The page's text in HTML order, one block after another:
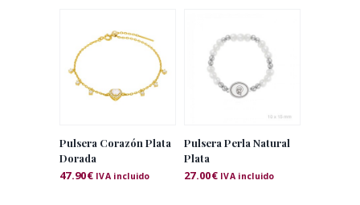
Pulsera Corazón Plata
Dorada
47.90€ IVA incluido
Pulsera Perla Natural
Plata
27.00€ IVA incluido